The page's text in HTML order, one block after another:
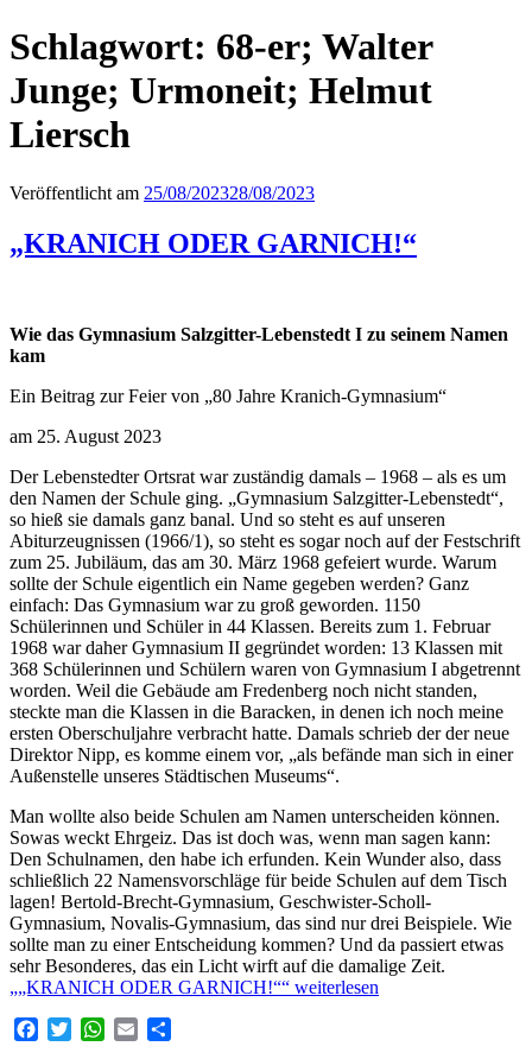
Schlagwort: 68-er; Walter
Junge; Urmoneit; Helmut
Liersch
Veröffentlicht am 25/08/202328/08/2023
„KRANICH ODER GARNICH!“
Wie das Gymnasium Salzgitter-Lebenstedt I zu seinem Namen
kam
Ein Beitrag zur Feier von „80 Jahre Kranich-Gymnasium“
am 25. August 2023
Der Lebenstedter Ortsrat war zuständig damals – 1968 – als es um
den Namen der Schule ging. „Gymnasium Salzgitter-Lebenstedt“,
so hieß sie damals ganz banal. Und so steht es auf unseren
Abiturzeugnissen (1966/1), so steht es sogar noch auf der Festschrift
zum 25. Jubiläum, das am 30. März 1968 gefeiert wurde. Warum
sollte der Schule eigentlich ein Name gegeben werden? Ganz
einfach: Das Gymnasium war zu groß geworden. 1150
Schülerinnen und Schüler in 44 Klassen. Bereits zum 1. Februar
1968 war daher Gymnasium II gegründet worden: 13 Klassen mit
368 Schülerinnen und Schülern waren von Gymnasium I abgetrennt
worden. Weil die Gebäude am Fredenberg noch nicht standen,
steckte man die Klassen in die Baracken, in denen ich noch meine
ersten Oberschuljahre verbracht hatte. Damals schrieb der der neue
Direktor Nipp, es komme einem vor, „als befände man sich in einer
Außenstelle unseres Städtischen Museums“.
Man wollte also beide Schulen am Namen unterscheiden können.
Sowas weckt Ehrgeiz. Das ist doch was, wenn man sagen kann:
Den Schulnamen, den habe ich erfunden. Kein Wunder also, dass
schließlich 22 Namensvorschläge für beide Schulen auf dem Tisch
lagen! Bertold-Brecht-Gymnasium, Geschwister-Scholl-
Gymnasium, Novalis-Gymnasium, das sind nur drei Beispiele. Wie
sollte man zu einer Entscheidung kommen? Und da passiert etwas
sehr Besonderes, das ein Licht wirft auf die damalige Zeit.
„„KRANICH ODER GARNICH!““ weiterlesen
FacebookTwitterWhatsApp
Email